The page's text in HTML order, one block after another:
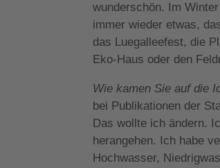
wunderschön. Im
immer wieder etwas,
das Luegalleefest, die
Eko-Haus oder den
Wie kamen Sie auf die
bei Publikationen der
Das wollte ich ändern.
herangehen. Ich habe
Hochwasser,